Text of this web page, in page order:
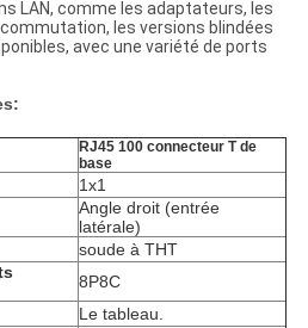
LAN, comme les adaptateurs, les
les versions blindées
avec une variété de ports
RJ45 100 connecteur T de
base
1x1
Angle droit (entrée
latérale)
soude à THT
8P8C
Le tableau.